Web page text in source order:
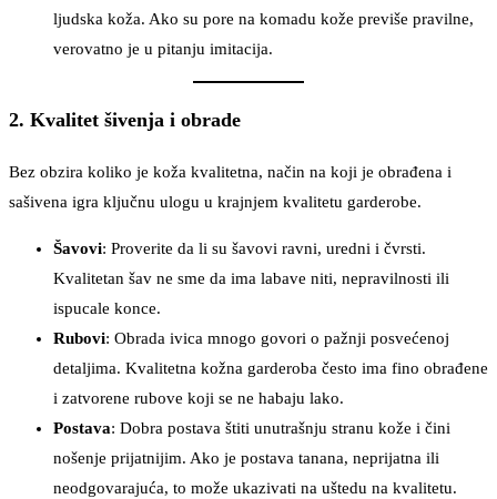
ljudska koža. Ako su pore na komadu kože previše pravilne,
verovatno je u pitanju imitacija.
2. Kvalitet šivenja i obrade
Bez obzira koliko je koža kvalitetna, način na koji je obrađena i
sašivena igra ključnu ulogu u krajnjem kvalitetu garderobe.
Šavovi: Proverite da li su šavovi ravni, uredni i čvrsti.
Kvalitetan šav ne sme da ima labave niti, nepravilnosti ili
ispucale konce.
Rubovi: Obrada ivica mnogo govori o pažnji posvećenoj
detaljima. Kvalitetna kožna garderoba često ima fino obrađene
i zatvorene rubove koji se ne habaju lako.
Postava: Dobra postava štiti unutrašnju stranu kože i čini
nošenje prijatnijim. Ako je postava tanana, neprijatna ili
neodgovarajuća, to može ukazivati na uštedu na kvalitetu.